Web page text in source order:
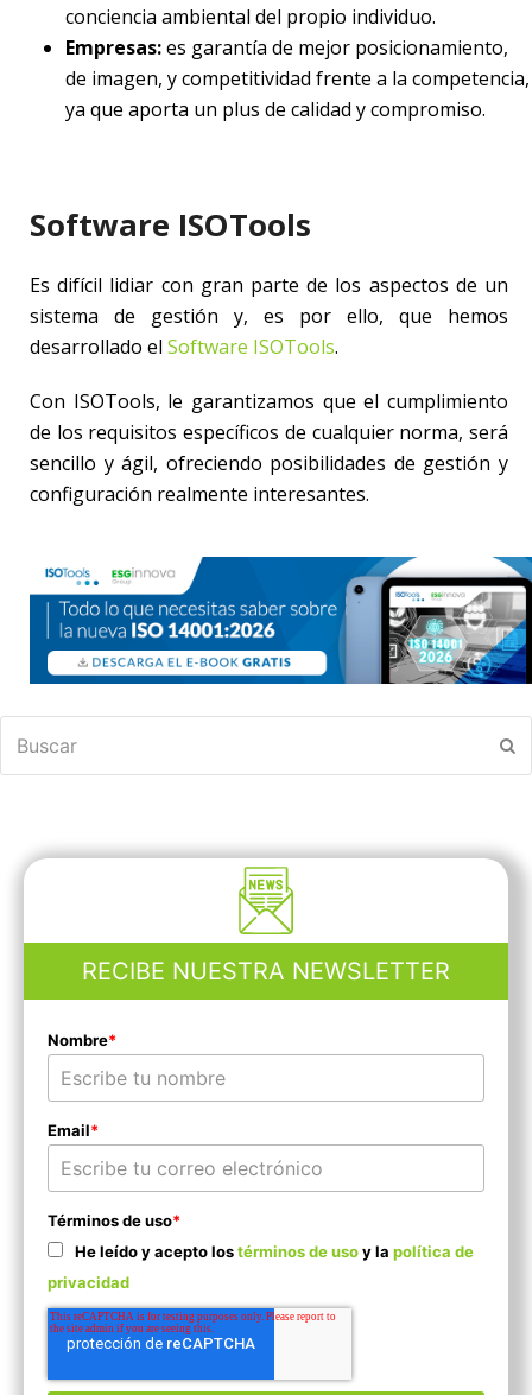
conciencia ambiental del propio individuo.
Empresas:es garantía de mejor posicionamiento,
de imagen, y competitividad frente a la competencia,
ya que aporta un plus de calidad y compromiso.
Software ISOTools
Es difícil lidiar con gran parte de los aspectos de un
sistema de gestión y, es por ello, que hemos
desarrollado el Software ISOTools.
Con ISOTools, le garantizamos que el cumplimiento
de los requisitos específicos de cualquier norma, será
sencillo y ágil, ofreciendo posibilidades de gestión y
configuración realmente interesantes.
RECIBE NUESTRA NEWSLETTER
Nombre*
Email*
Términos de uso*
He leído y acepto lostérminos de usoy la política de
privacidad